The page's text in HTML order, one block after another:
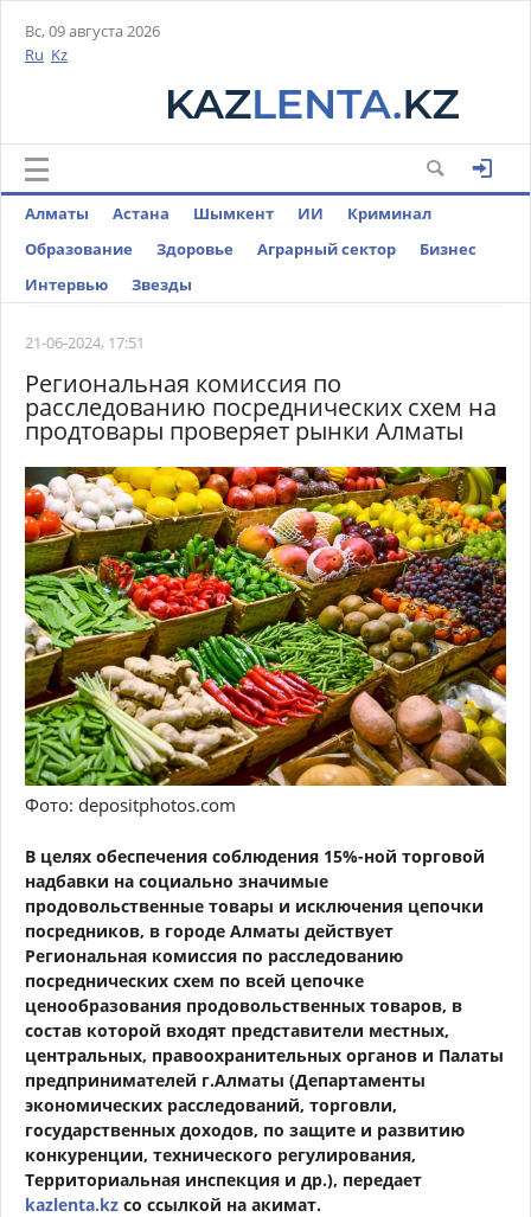
Вс, 09 августа 2026
Ru Kz
Алматы Астана Шымкент ИИ
Криминал
Образование
Здоровье Аграрный сектор
Бизнес
Интервью
Звезды
21-06-2024, 17:51
Региональная комиссия по
расследованию посреднических схем на
продтовары проверяет рынки Алматы
Фото: depositphotos.com
В целях обеспечения соблюдения 15%-ной торговой
надбавки на социально значимые
продовольственные товары и исключения цепочки
посредников, в городе Алматы действует
Региональная комиссия по расследованию
посреднических схем по всей цепочке
ценообразования продовольственных товаров, в
состав которой входят представители местных,
центральных, правоохранительных органов и Палаты
предпринимателей г.Алматы (Департаменты
экономических расследований, торговли,
государственных доходов, по защите и развитию
конкуренции, технического регулирования,
Территориальная инспекция и др.), передает
kazlenta.kz со ссылкой на акимат.